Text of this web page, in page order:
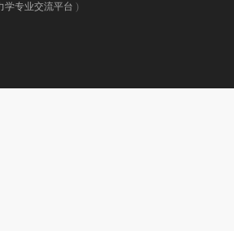
学专业交流平台 )